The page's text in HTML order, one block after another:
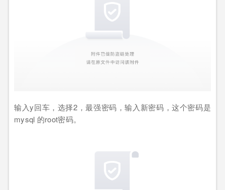
输入y回车，选择2，最强密码，输入新密码，这个密码是
mysql 的root密码。